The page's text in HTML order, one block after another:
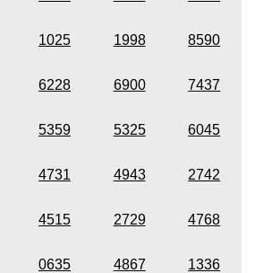
1025 1998 8590
6228 6900 7437
5359 5325 6045
4731 4943 2742
4515 2729 4768
0635 4867 1336